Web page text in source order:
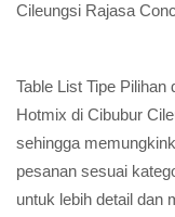
Cileungsi Rajasa
Table List Tipe
Hotmix di Cibubur
sehingga
pesanan sesuai
untuk lebih detail dan